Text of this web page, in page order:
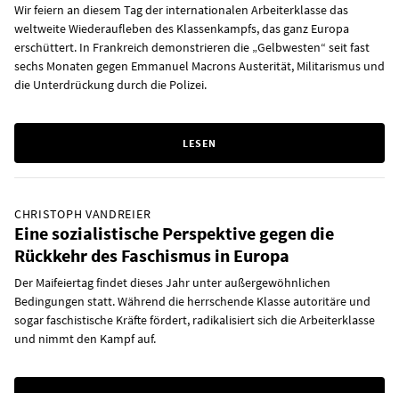
Wir feiern an diesem Tag der internationalen Arbeiterklasse das
weltweite Wiederaufleben des Klassenkampfs, das ganz Europa
erschüttert. In Frankreich demonstrieren die „Gelbwesten“ seit fast
sechs Monaten gegen Emmanuel Macrons Austerität, Militarismus und
die Unterdrückung durch die Polizei.
LESEN
CHRISTOPH VANDREIER
Eine sozialistische Perspektive gegen die
Rückkehr des Faschismus in Europa
Der Maifeiertag findet dieses Jahr unter außergewöhnlichen
Bedingungen statt. Während die herrschende Klasse autoritäre und
sogar faschistische Kräfte fördert, radikalisiert sich die Arbeiterklasse
und nimmt den Kampf auf.